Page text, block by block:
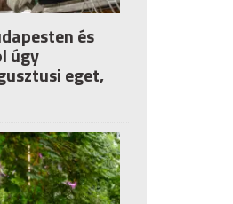
és
úgy
eget,